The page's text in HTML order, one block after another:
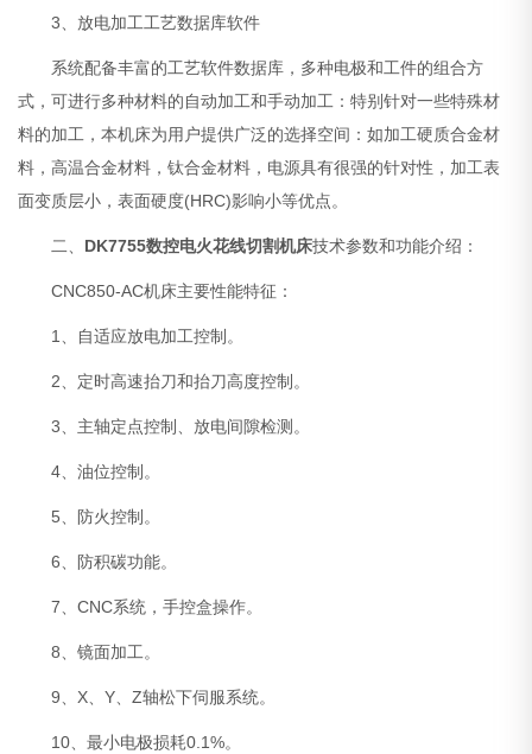
3、放电加工工艺数据库软件
系统配备丰富的工艺软件数据库，多种电极和工件的组合方
式，可进行多种材料的自动加工和手动加工：特别针对一些特殊材
料的加工，本机床为用户提供广泛的选择空间：如加工硬质合金材
料，高温合金材料，钛合金材料，电源具有很强的针对性，加工表
面变质层小，表面硬度(HRC)影响小等优点。
二、 DK7755数控电火花线切割机床技术参数和功能介绍：
CNC850-AC机床主要性能特征：
1、自适应放电加工控制。
2、定时高速抬刀和抬刀高度控制。
3、主轴定点控制、放电间隙检测。
4、油位控制。
5、防火控制。
6、防积碳功能。
7、CNC系统，手控盒操作。
8、镜面加工。
9、X、Y、Z轴松下伺服系统。
10、最小电极损耗0.1%。